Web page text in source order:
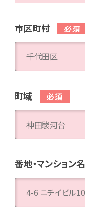
市区町村
町域
番地・マンション名